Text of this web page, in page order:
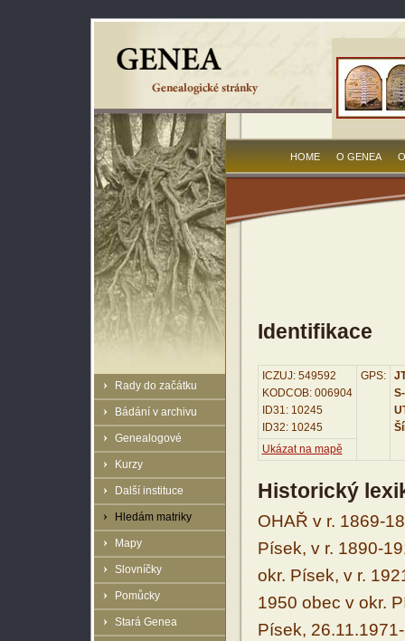
Rady do začátku
Bádání v archivu
Genealogové
Kurzy
Další instituce
Hledám matriky
Mapy
Slovníčky
Pomůcky
Stará Genea
HOME O GENEA
Identifikace
ICZUJ: 549592
KODCOB: 006904
ID31: 10245
ID32: 10245
GPS:
Ukázat na mapě
Historický
OHAŘ v r. 1869-
Písek, v r. 1890-
okr. Písek, v r.
1950 obec v okr.
Písek,